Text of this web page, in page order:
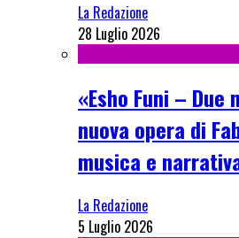
La Redazione
28 Luglio 2026
«Esho Funi – Due
nuova opera di
musica e
La Redazione
5 Luglio 2026